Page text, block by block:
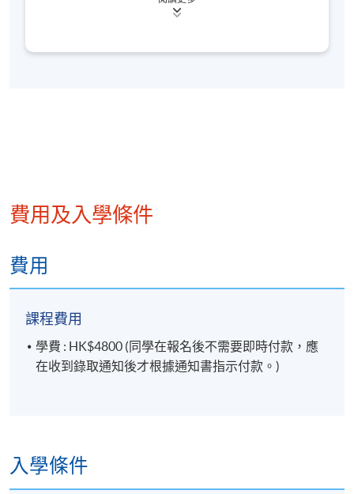
費用及入學條件
費用
課程費用
學費 : HK$4800 (同學在報名後不需要即時付款，應
在收到錄取通知後才根據通知書指示付款。)
入學條件